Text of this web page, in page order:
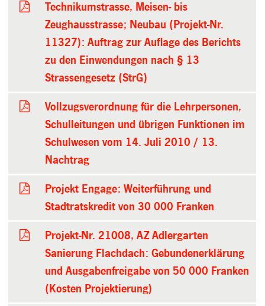
Technikumstrasse, Meisen- bis
Zeughausstrasse; Neubau (Projekt-Nr.
11327): Auftrag zur Auflage des Berichts
zu den Einwendungen nach § 13
Strassengesetz (StrG)
Vollzugsverordnung für die Lehrpersonen,
Schulleitungen und übrigen Funktionen im
Schulwesen vom 14. Juli 2010 / 13.
Nachtrag
Projekt Engage: Weiterführung und
Stadtratskredit von 30 000 Franken
Projekt-Nr. 21008, AZ Adlergarten
Sanierung Flachdach: Gebundenerklärung
und Ausgabenfreigabe von 50 000 Franken
(Kosten Projektierung)